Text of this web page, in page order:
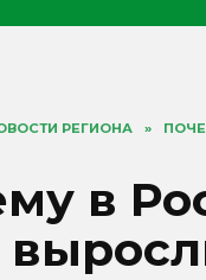
РЕГИОНА »
в